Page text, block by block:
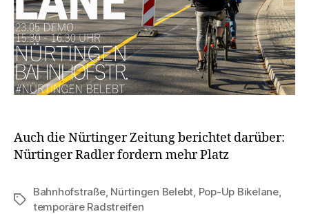
Auch die Nürtinger Zeitung berichtet darüber:
Nürtinger Radler fordern mehr Platz
Schlagwörter
Bahnhofstraße, Nürtingen Belebt Pop-Up Bikelane,
temporäre Radstreifen